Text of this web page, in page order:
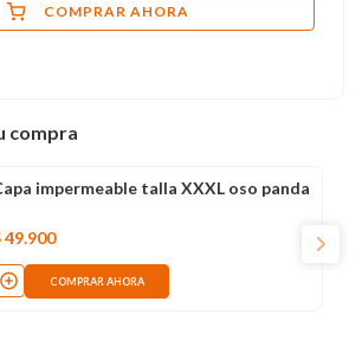
COMPRAR AHORA
compra
impermeable talla XXXL oso panda
49.900
COMPRAR AHORA